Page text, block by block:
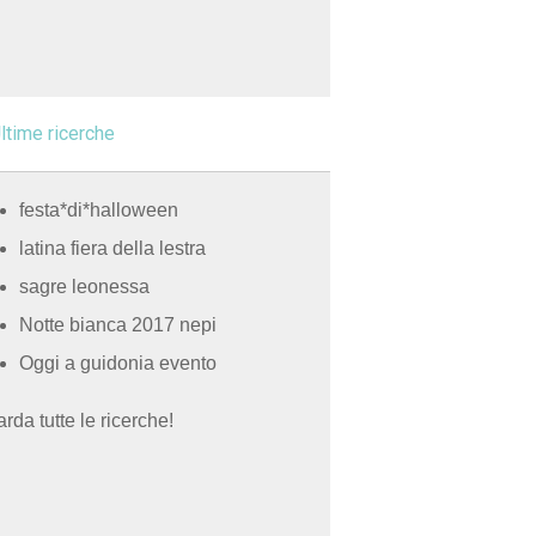
ricerche
festa*di*halloween
latina fiera della lestra
sagre leonessa
Notte bianca 2017 nepi
Oggi a guidonia evento
tutte le ricerche!